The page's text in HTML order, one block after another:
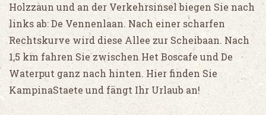
Holzzaun und an der Verkehrsinsel biegen Sie nach
links ab: De Vennenlaan. Nach einer scharfen
Rechtskurve wird diese Allee zur Scheibaan. Nach
1,5 km fahren Sie zwischen Het Boscafe und De
Waterput ganz nach hinten. Hier finden Sie
KampinaStaete und fängt Ihr Urlaub an!